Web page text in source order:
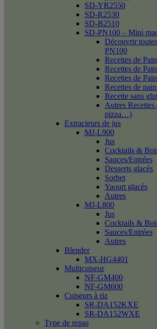
SD-YR2550
SD-R2530
SD-B2510
SD-PN100 – Mini
Découvrir
PN100
Recettes de
Recettes de
Recettes de
Recettes de
Recette sans
Autres
pizza…)
Extracteurs de jus
MJ-L900
Jus
Cocktails &
Sauces/Entrées
Desserts glacés
Sorbet
Yaourt glacés
Autres
MJ-L800
Jus
Cocktails &
Sauces/Entrées
Autres
Blender
MX-HG4401
Multicuiseur
NF-GM400
NF-GM600
Cuiseurs à riz
SR-DA152KXE
SR-DA152WXE
Type de repas